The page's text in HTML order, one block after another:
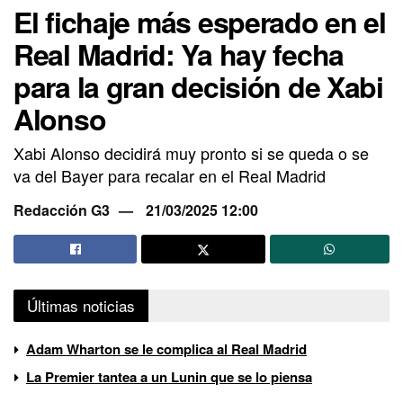
El fichaje más esperado en el
Real Madrid: Ya hay fecha
para la gran decisión de Xabi
Alonso
Xabi Alonso decidirá muy pronto si se queda o se
va del Bayer para recalar en el Real Madrid
Redacción G3 21/03/2025 12:00
Últimas noticias
Adam Wharton se le complica al Real Madrid
La Premier tantea a un Lunin que se lo piensa